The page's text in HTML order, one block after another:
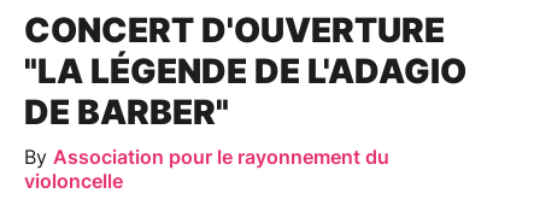
CONCERT D'OUVERTURE
"LA LÉGENDE DE L'ADAGIO
DE BARBER"
By Association pour le rayonnement du
violoncelle